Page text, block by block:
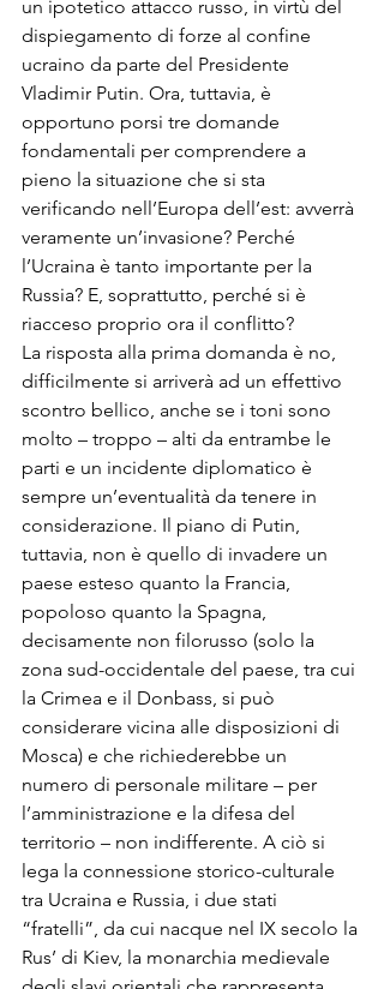
un ipotetico attacco russo, in virtù del
dispiegamento di forze al confine
ucraino da parte del Presidente
Vladimir Putin. Ora, tuttavia, è
opportuno porsi tre domande
fondamentali per comprendere a
pieno la situazione che si sta
verificando nell’Europa dell’est: avverrà
veramente un’invasione? Perché
l’Ucraina è tanto importante per la
Russia? E, soprattutto, perché si è
riacceso proprio ora il conflitto?
La risposta alla prima domanda è no,
difficilmente si arriverà ad un effettivo
scontro bellico, anche se i toni sono
molto – troppo – alti da entrambe le
parti e un incidente diplomatico è
sempre un’eventualità da tenere in
considerazione. Il piano di Putin,
tuttavia, non è quello di invadere un
paese esteso quanto la Francia,
popoloso quanto la Spagna,
decisamente non filorusso (solo la
zona sud-occidentale del paese, tra cui
la Crimea e il Donbass, si può
considerare vicina alle disposizioni di
Mosca) e che richiederebbe un
numero di personale militare – per
l’amministrazione e la difesa del
territorio – non indifferente. A ciò si
lega la connessione storico-culturale
tra Ucraina e Russia, i due stati
“fratelli”, da cui nacque nel IX secolo la
Rus’ di Kiev, la monarchia medievale